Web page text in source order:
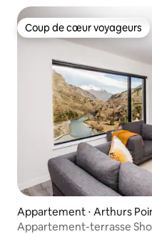
Coup de cœur voyageurs
Coup de cœur voyageurs
Appartement ⋅ Arthurs
Appartement-terrasse